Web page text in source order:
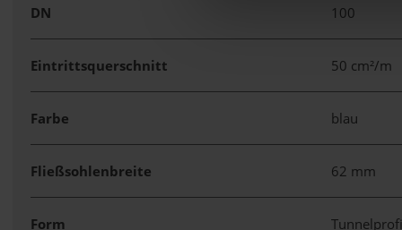
DN 100
Eintrittsquerschnitt 50 cm²/m
Farbe blau
Fließsohlenbreite 62 mm
Form